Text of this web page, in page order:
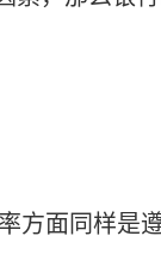
方面同样是